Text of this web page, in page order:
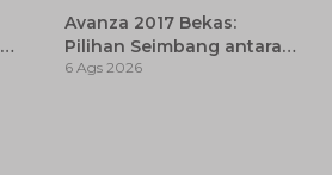
Avanza 2017 Bekas:
Pilihan Seimbang antara
Harga dan Fitur Modern
6 Ags 2026